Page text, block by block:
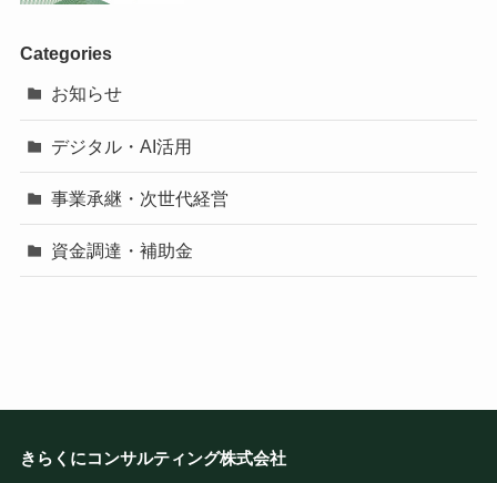
Categories
お知らせ
デジタル・AI活用
事業承継・次世代経営
資金調達・補助金
きらくにコンサルティング株式会社